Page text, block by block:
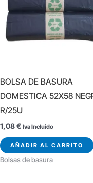
BOLSA DE BASURA
DOMESTICA 52X58
R/25U
1,08€ Iva Incluido
AÑADIR AL CARRITO
Bolsas de basura